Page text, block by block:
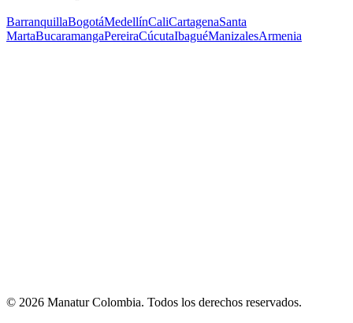
BarranquillaBogotáMedellínCaliCartagenaSanta
MartaBucaramangaPereiraCúcutaIbaguéManizalesArmenia
© 2026 Manatur Colombia. Todos los derechos reservados.